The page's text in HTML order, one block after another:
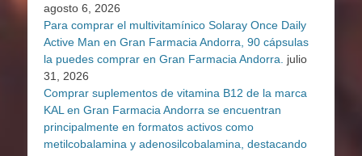
agosto 6, 2026
Para comprar el multivitamínico Solaray Once Daily
Active Man en Gran Farmacia Andorra, 90 cápsulas
la puedes comprar en Gran Farmacia Andorra.
julio
31, 2026
Comprar suplementos de vitamina B12 de la marca
KAL en Gran Farmacia Andorra se encuentran
principalmente en formatos activos como
metilcobalamina y adenosilcobalamina, destacando